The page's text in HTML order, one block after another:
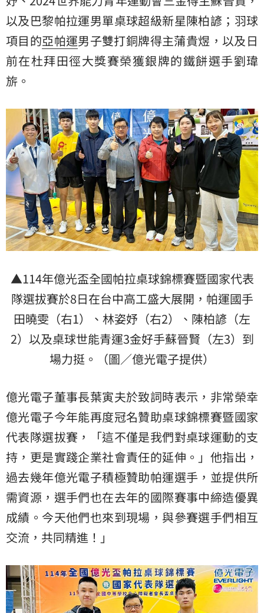
以及巴黎帕拉運男單桌球超級新星陳柏諺；羽球
項目的亞帕運男子雙打銅牌得主蒲貴煜，以及日
前在杜拜田徑大獎賽榮獲銀牌的鐵餅選手劉瑋
旂。
▲114年億光盃全國帕拉桌球錦標賽暨國家代表
隊選拔賽於8日在台中高工盛大展開，帕運國手
田曉雯（右1）、林姿妤（右2）、陳柏諺（左
2）以及桌球世能青運3金好手蘇晉賢（左3）到
場力挺。（圖／億光電子提供）
億光電子董事長葉寅夫於致詞時表示，非常榮幸
億光電子今年能再度冠名贊助桌球錦標賽暨國家
代表隊選拔賽，「這不僅是我們對桌球運動的支
持，更是實踐企業社會責任的延伸。」他指出，
過去幾年億光電子積極贊助帕運選手，並提供所
需資源，選手們也在去年的國際賽事中締造優異
成績。今天他們也來到現場，與參賽選手們相互
交流，共同精進！」